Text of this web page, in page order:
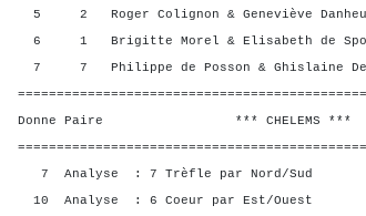
5 2 Roger Colignon & Geneviève
6 1 Brigitte Morel & Elisabeth de
7 7 Philippe de Posson & Ghislaine
Donne Paire ***
7 Analyse : 7 Trèfle par Nord/Sud
10 Analyse : 6 Coeur par Est/Ouest